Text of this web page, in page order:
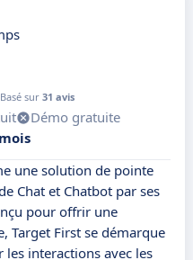
Basé sur 31 avis
Démo gratuite
une solution de pointe
Chat et Chatbot par ses
pour offrir une
Target First se démarque
les interactions avec les